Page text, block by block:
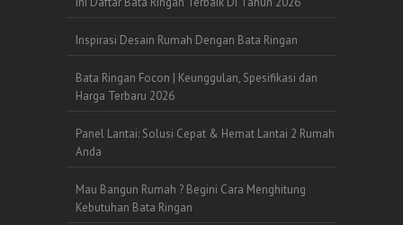
Inspirasi Desain Rumah Dengan Bata Ringan
Bata Ringan Focon | Keunggulan, Spesifikasi dan
Harga Terbaru 2026
Panel Lantai: Solusi Cepat & Hemat Lantai 2 Rumah
Anda
Mau Bangun Rumah ? Begini Cara Menghitung
Kebutuhan Bata Ringan